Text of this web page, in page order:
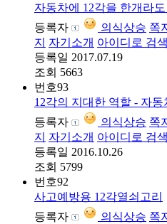
자동차에 12각을 한개라
등록자
의식상승 쪽
지
자기소개 아이디로 검색
등록일 2017.07.19
조회 5663
번호93
12각의 지대한 역할 - 자동
등록자
의식상승 쪽
지
자기소개 아이디로 검색
등록일 2016.10.26
조회 5799
번호92
사고예방용 12각열쇠고리
등록자
의식상승 쪽